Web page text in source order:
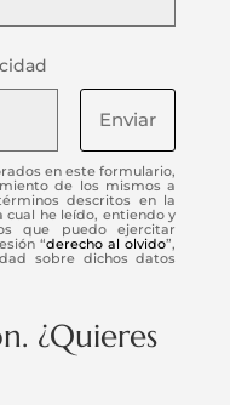
Enviar
en este formulario,
de los mismos a
descritos en la
cual he leído, entiendo y
que puedo ejercitar
“derecho al olvido”,
sobre dichos datos
¿Quieres